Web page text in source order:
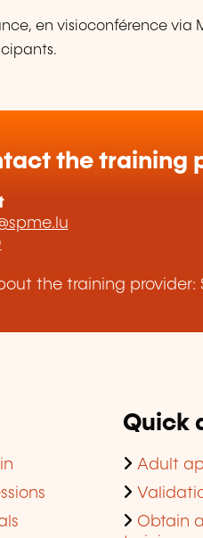
en visioconférence via
the training
the training provider:
Quick
Adult
Obtain